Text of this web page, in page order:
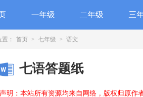
一年级 二年级 三
： 首页 > 七年级 > 语文
七语答题纸
声明：本站所有资源均来自网络，版权归原作